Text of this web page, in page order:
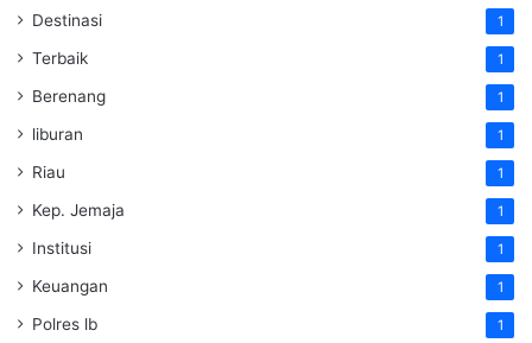
Destinasi 1
Terbaik 1
Berenang 1
liburan 1
Riau 1
Kep. Jemaja 1
Institusi 1
Keuangan 1
Polres lb 1